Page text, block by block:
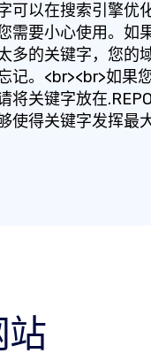
可以在搜索引擎优
需要小心使用。如
多的关键字，您的
记。<br><br>如果
将关键字放在
使得关键字发挥最
站